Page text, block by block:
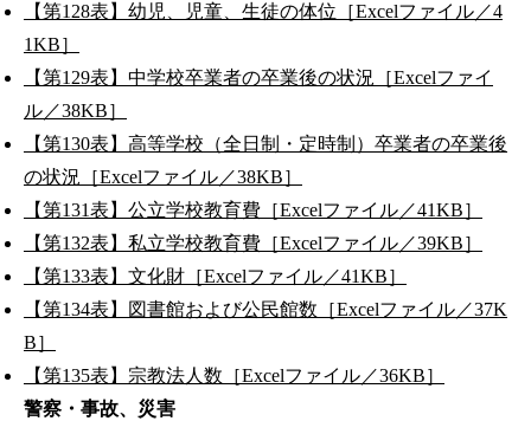
【第128表】幼児、児童、生徒の体位［Excelファイル／4
1KB］
【第129表】中学校卒業者の卒業後の状況［Excelファイ
ル／38KB］
【第130表】高等学校（全日制・定時制）卒業者の卒業後
の状況［Excelファイル／38KB］
【第131表】公立学校教育費［Excelファイル／41KB］
【第132表】私立学校教育費［Excelファイル／39KB］
【第133表】文化財［Excelファイル／41KB］
【第134表】図書館および公民館数［Excelファイル／37K
B］
【第135表】宗教法人数［Excelファイル／36KB］
警察・事故、災害